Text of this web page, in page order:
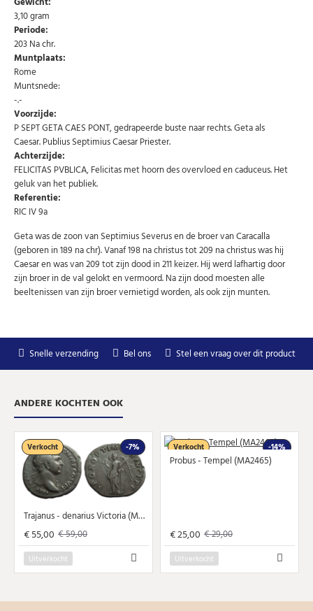
Schrijf u in voor onze gratis nieuwsbrief en ontvang
Uw
U kunt zich op elk moment weer afmelden via de nieuwsbrief.
Uw gegevens worden niet gedeeld met derden
3,10 gram
Periode:
203 Na chr.
Muntplaats:
Rome
Muntsnede:
-.-
Voorzijde:
P SEPT GETA CAES PONT, gedrapeerde buste naar rechts. Geta als
Caesar. Publius Septimius Caesar Priester.
Achterzijde:
FELICITAS PVBLICA, Felicitas met hoorn des overvloed en caduceus. Het
geluk van het publiek.
Referentie:
RIC IV 9a
Geta was de zoon van Septimius Severus en de broer van Caracalla
(geboren in 189 na chr). Vanaf 198 na christus tot 209 na christus was hij
Caesar en was van 209 tot zijn dood in 211 keizer. Hij werd lafhartig door
zijn broer in de val gelokt en vermoord. Na zijn dood moesten alle
beeltenissen van zijn broer vernietigd worden, als ook zijn munten.
Snelle verzending Bel ons Stel een vraag over dit product
ANDERE KOCHTEN OOK
-7%
Verkocht
Trajanus - denarius Victoria (MA24102)
€ 55,00 € 59,00
Uitverkocht
-14%
Verkocht
Probus - Tempel (MA2465)
€ 25,00 € 29,00
Uitverkocht